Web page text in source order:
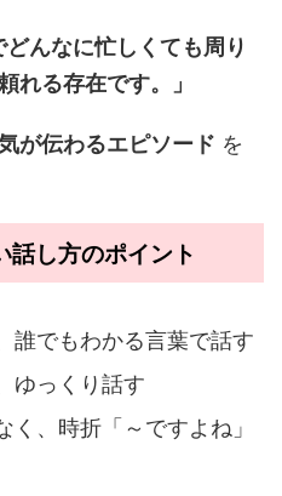
どんなに忙しくても周り
れる存在です。」
が伝わるエピソード を
話し方のポイント
誰でもわかる言葉で話す
ゆっくり話す
、時折「～ですよね」